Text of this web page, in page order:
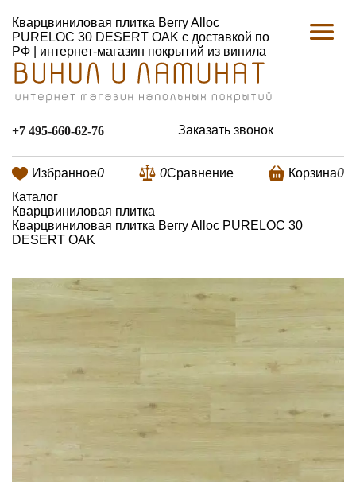
Кварцвиниловая плитка Berry Alloc
PURELOC 30 DESERT OAK с доставкой по
РФ | интернет-магазин покрытий из винила
+7 495-660-62-76 Заказать звонок
Избранное0 0Сравнение Корзина0
Каталог
Кварцвиниловая плитка
Кварцвиниловая плитка Berry Alloc PURELOC 30
DESERT OAK